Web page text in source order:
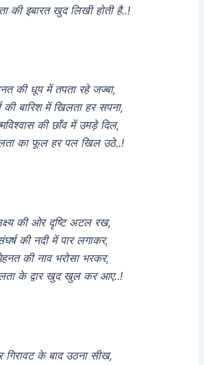
की इबारत खुद लिखी होती है..!
की धूप में तपता रहे जज्बा,
की बारिश में खिलता हर सपना,
की छाँव में उमड़े दिल,
का फूल हर पल खिल उठे..!
की ओर दृष्टि अटल रख,
की नदी में पार लगाकर,
की नाव भरोसा भरकर,
के द्वार खुद खुल कर आए..!
गिरावट के बाद उठना सीख,